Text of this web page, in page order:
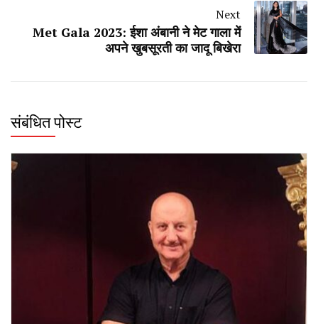
Next
Met Gala 2023: ईशा अंबानी ने मेट गाला में
अपने खुबसूरती का जादू बिखेरा
संबंधित पोस्ट